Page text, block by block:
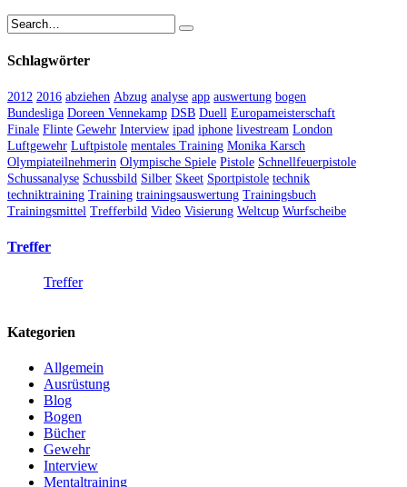
Schlagwörter
2012 2016 abziehen Abzug analyse app auswertung bogen
Bundesliga Doreen Vennekamp DSB Duell Europameisterschaft
Finale Flinte Gewehr Interview ipad iphone livestream London
Luftgewehr Luftpistole mentales Training Monika Karsch
Olympiateilnehmerin Olympische Spiele Pistole Schnellfeuerpistole
Schussanalyse Schussbild Silber Skeet Sportpistole technik
techniktraining Training trainingsauswertung Trainingsbuch
Trainingsmittel Trefferbild Video Visierung Weltcup Wurfscheibe
Treffer
Treffer
Kategorien
Allgemein
Ausrüstung
Blog
Bogen
Bücher
Gewehr
Interview
Mentaltraining